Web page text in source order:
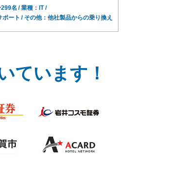
名
業種：IT
ポート
その他：他社製品からの乗り換え
ています！